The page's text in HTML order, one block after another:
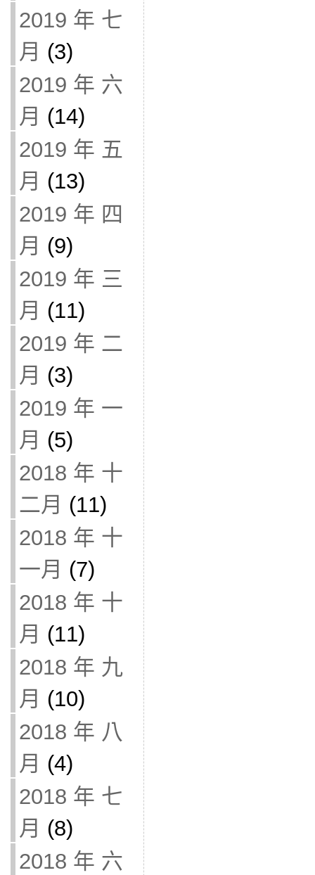
2019 年 七
月 (3)
2019 年 六
月 (14)
2019 年 五
月 (13)
2019 年 四
月 (9)
2019 年 三
月 (11)
2019 年 二
月 (3)
2019 年 一
月 (5)
2018 年 十
二月 (11)
2018 年 十
一月 (7)
2018 年 十
月 (11)
2018 年 九
月 (10)
2018 年 八
月 (4)
2018 年 七
月 (8)
2018 年 六